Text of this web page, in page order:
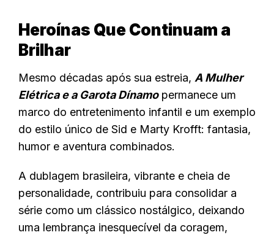
Heroínas Que Continuam a
Brilhar
Mesmo décadas após sua estreia, A Mulher
Elétrica e a Garota Dínamopermanece um
marco do entretenimento infantil e um exemplo
do estilo único de Sid e Marty Krofft: fantasia,
humor e aventura combinados.
A dublagem brasileira, vibrante e cheia de
personalidade, contribuiu para consolidar a
série como um clássico nostálgico, deixando
uma lembrança inesquecível da coragem,